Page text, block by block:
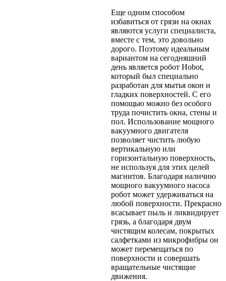
Еще одним способом
избавиться от грязи на окнах
являются услуги специалиста,
вместе с тем, это довольно
дорого. Поэтому идеальным
вариантом на сегодняшний
день является робот Hobot,
который был специально
разработан для мытья окон и
гладких поверхностей. С его
помощью можно без особого
труда почистить окна, стены и
пол. Использование мощного
вакуумного двигателя
позволяет чистить любую
вертикальную или
горизонтальную поверхность,
не используя для этих целей
магнитов. Благодаря наличию
мощного вакуумного насоса
робот может удерживаться на
любой поверхности. Прекрасно
всасывает пыль и ликвидирует
грязь, а благодаря двум
чистящим колесам, покрытых
салфетками из микрофибры он
может перемещаться по
поверхности и совершать
вращательные чистящие
движения.